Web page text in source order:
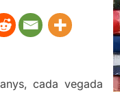
cada vegada